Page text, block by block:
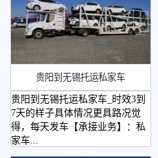
贵阳到无锡托运私家车
贵阳到无锡托运私家车_时效3到
7天的样子具体情况更具路况觉
得，每天发车【承接业务】：私
家车...